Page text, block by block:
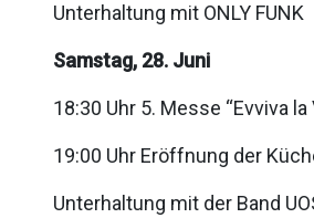
Unterhaltung mit ONLY FUNK
Samstag, 28. Juni
18:30 Uhr 5. Messe “Evviva
19:00 Uhr Eröffnung der
Unterhaltung mit der Band